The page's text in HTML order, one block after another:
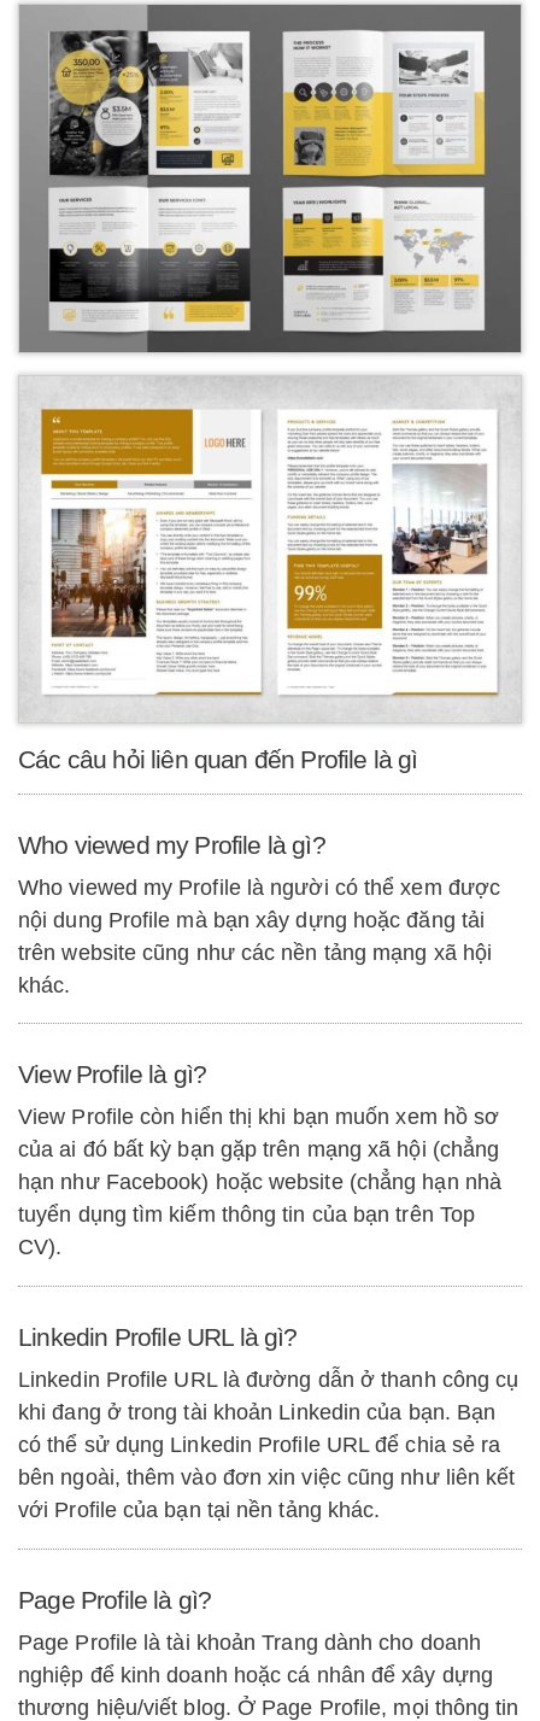
Các câu hỏi liên quan đến Profile là gì
Who viewed my Profile là gì?
Who viewed my Profile là người có thể xem được
nội dung Profile mà bạn xây dựng hoặc đăng tải
trên website cũng như các nền tảng mạng xã hội
khác.
View Profile là gì?
View Profile còn hiển thị khi bạn muốn xem hồ sơ
của ai đó bất kỳ bạn gặp trên mạng xã hội (chẳng
hạn như Facebook) hoặc website (chẳng hạn nhà
tuyển dụng tìm kiếm thông tin của bạn trên Top
CV).
Linkedin Profile URL là gì?
Linkedin Profile URL là đường dẫn ở thanh công cụ
khi đang ở trong tài khoản Linkedin của bạn. Bạn
có thể sử dụng Linkedin Profile URL để chia sẻ ra
bên ngoài, thêm vào đơn xin việc cũng như liên kết
với Profile của bạn tại nền tảng khác.
Page Profile là gì?
Page Profile là tài khoản Trang dành cho doanh
nghiệp để kinh doanh hoặc cá nhân để xây dựng
thương hiệu/viết blog. Ở Page Profile, mọi thông tin